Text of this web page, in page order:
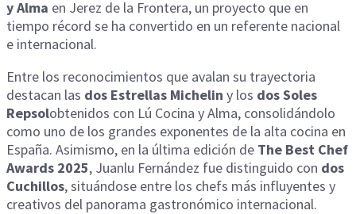
y Alma en Jerez de la Frontera, un proyecto que en
tiempo récord se ha convertido en un referente nacional
e internacional.
Entre los reconocimientos que avalan su trayectoria
destacan las dos Estrellas Michelin y los dos Soles
Repsolobtenidos con Lú Cocina y Alma, consolidándolo
como uno de los grandes exponentes de la alta cocina en
España. Asimismo, en la última edición de The Best Chef
Awards 2025, Juanlu Fernández fue distinguido con dos
Cuchillos, situándose entre los chefs más influyentes y
creativos del panorama gastronómico internacional.